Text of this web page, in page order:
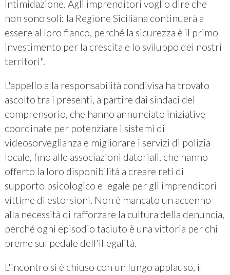
intimidazione. Agli imprenditori voglio dire che
non sono soli: la Regione Siciliana continuerà a
essere al loro fianco, perché la sicurezza è il primo
investimento per la crescita e lo sviluppo dei nostri
territori".
L'appello alla responsabilità condivisa ha trovato
ascolto tra i presenti, a partire dai sindaci del
comprensorio, che hanno annunciato iniziative
coordinate per potenziare i sistemi di
videosorveglianza e migliorare i servizi di polizia
locale, fino alle associazioni datoriali, che hanno
offerto la loro disponibilità a creare reti di
supporto psicologico e legale per gli imprenditori
vittime di estorsioni. Non è mancato un accenno
alla necessità di rafforzare la cultura della denuncia,
perché ogni episodio taciuto è una vittoria per chi
preme sul pedale dell'illegalità.
L'incontro si è chiuso con un lungo applauso, il